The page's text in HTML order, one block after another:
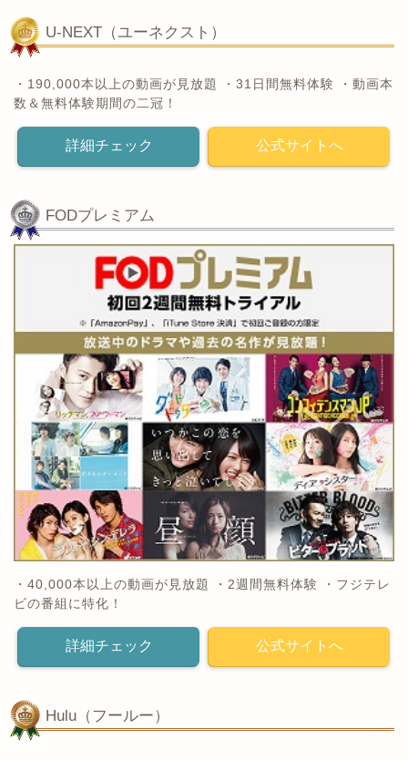
U-NEXT（ユーネクスト）
・190,000本以上の動画が見放題 ・31日間無料体験 ・動画本
数＆無料体験期間の二冠！
詳細チェック 公式サイトへ
FODプレミアム
・40,000本以上の動画が見放題 ・2週間無料体験 ・フジテレ
ビの番組に特化！
詳細チェック 公式サイトへ
Hulu（フールー）